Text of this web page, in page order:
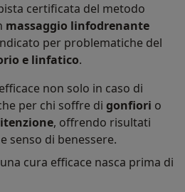
certificata del metodo
massaggio linfodrenante
per problematiche del
e linfatico.
non solo in caso di
per chi soffre di gonfiori o
, offrendo risultati
senso di benessere.
cura efficace nasca prima di